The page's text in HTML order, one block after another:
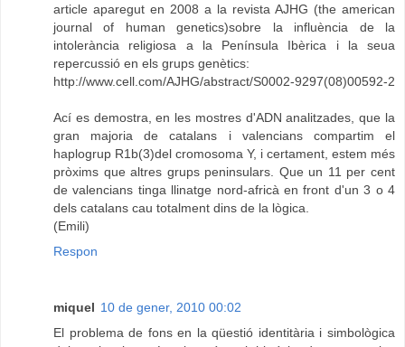
article aparegut en 2008 a la revista AJHG (the american
journal of human genetics)sobre la influència de la
intolerància religiosa a la Península Ibèrica i la seua
repercussió en els grups genètics:
http://www.cell.com/AJHG/abstract/S0002-9297(08)00592-2
Ací es demostra, en les mostres d'ADN analitzades, que la
gran majoria de catalans i valencians compartim el
haplogrup R1b(3)del cromosoma Y, i certament, estem més
pròxims que altres grups peninsulars. Que un 11 per cent
de valencians tinga llinatge nord-africà en front d'un 3 o 4
dels catalans cau totalment dins de la lògica.
(Emili)
Respon
miquel 10 de gener, 2010 00:02
El problema de fons en la qüestió identitària i simbològica